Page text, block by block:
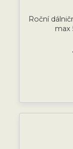
Roční
max